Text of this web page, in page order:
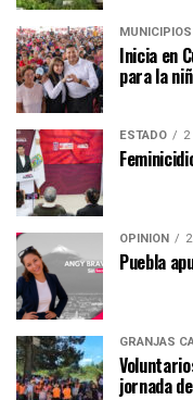
MUNICIPIOS
Inicia en
para la
ESTADO
OPINIÓN
Puebla
GRANJAS
jornada